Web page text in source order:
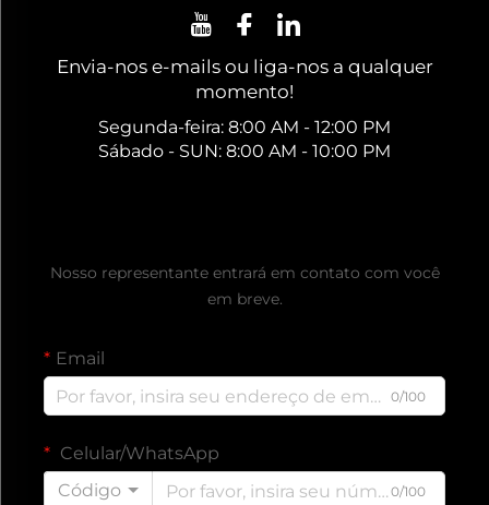
Envia-nos e-mails ou liga-nos a qualquer
momento!
Segunda-feira: 8:00 AM - 12:00 PM
Sábado - SUN: 8:00 AM - 10:00 PM
Nosso representante entrará em contato com você
em breve.
Email
0/100
Celular/WhatsApp
Código
0/100